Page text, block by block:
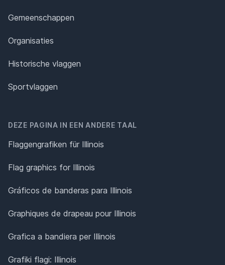
Gemeenschappen
Organisaties
Historische vlaggen
Sportvlaggen
DEZE PAGINA IN EEN ANDERE TAAL
Flaggengrafiken für Illinois
Flag graphics for Illinois
Gráficos de banderas para Illinois
Graphiques de drapeau pour Illinois
Grafica a bandiera per Illinois
Grafiki flagi: Illinois